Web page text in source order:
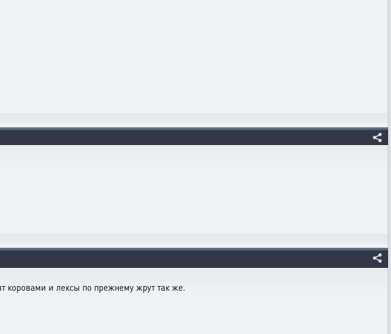
коровами и лексы по прежнему жрут так же.